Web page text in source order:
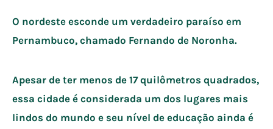
O nordeste esconde um verdadeiro paraíso em
Pernambuco, chamado Fernando de Noronha.
Apesar de ter menos de 17 quilômetros quadrados,
essa cidade é considerada um dos lugares mais
lindos do mundo e seu nível de educação ainda é